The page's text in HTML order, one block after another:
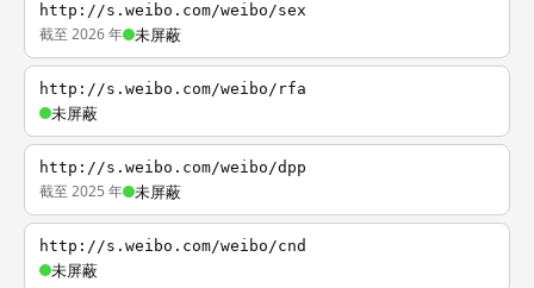
http://s.weibo.com/weibo/sex
截至 2026 年 未屏蔽
http://s.weibo.com/weibo/rfa
未屏蔽
http://s.weibo.com/weibo/dpp
截至 2025 年 未屏蔽
http://s.weibo.com/weibo/cnd
未屏蔽